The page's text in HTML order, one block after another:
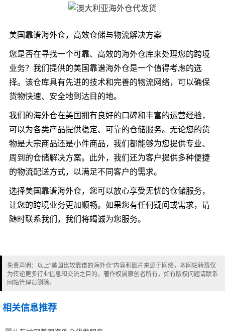
美国靠谱海外仓，高效仓储与物流解决方案
您是否在寻找一个可靠、高效的海外仓库来处理您的跨境
业务？我们提供的美国靠谱海外仓是一个值得考虑的选
择。该仓库具有先进的技术和完善的物流网络，可以确保
货物快速、安全地到达目的地。
我们的海外仓在美国拥有良好的口碑和丰富的运营经验，
可以为各类产品提供稳定、可靠的仓储服务。无论您的货
物是大宗商品还是小件商品，我们都能够为您提供专业、
周到的仓储解决方案。此外，我们还为客户提供多种便捷
的物流配送方式，以满足不同客户的需求。
选择美国靠谱海外仓，您可以放心享受无忧的仓储服务，
让您的跨境业务更加顺畅。如果您有任何疑问或需求，请
随时联系我们，我们将竭诚为您服务。
免责声明：以上"美国比较靠谱的海外仓"内容和图片来源于网络，本网站转载仅
为传递更多行业信息和交流之目的，著作权属原创者所有，如有版权问题请联系
网站管理员删除。
相关信息推荐